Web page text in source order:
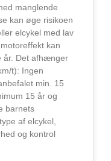
manglende
kan øge risikoen
elcykel med lav
kan
år. Det afhænger
t): Ingen
min. 15
15 år og
barnets
af elcykel,
og kontrol